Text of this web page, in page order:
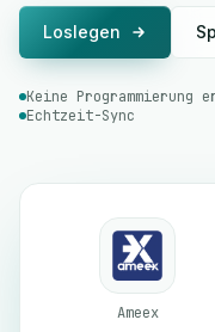
Loslegen
Keine Programmierung
Echtzeit-Sync
Ameex